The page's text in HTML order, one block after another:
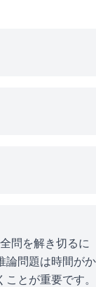
問を解き切るに
論問題は時間がか
とが重要です。